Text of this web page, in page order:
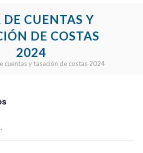
DE CUENTAS Y
DE COSTAS
2024
cuentas y tasación de costas 2024